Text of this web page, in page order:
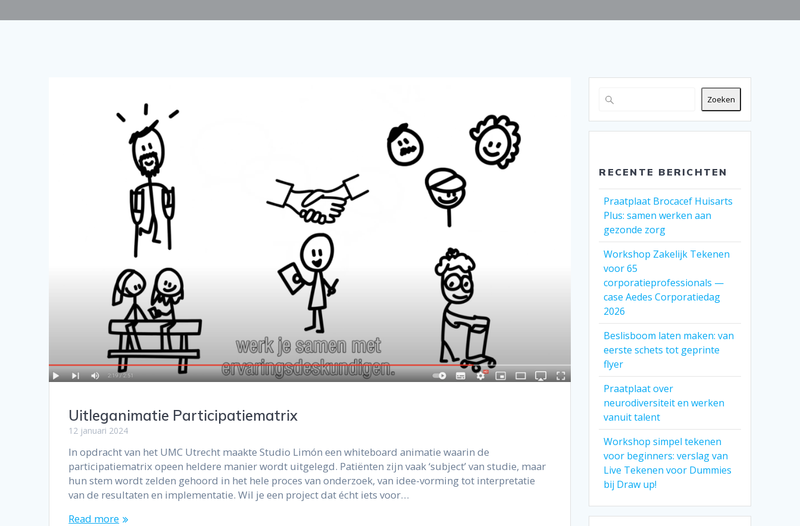
Uitleganimatie Participatiematrix
12 januari 2024
In opdracht van het UMC Utrecht maakte Studio Limón een whiteboard animatie waarin de
participatiematrix opeen heldere manier wordt uitgelegd. Patiënten zijn vaak ‘subject’ van studie, maar
hun stem wordt zelden gehoord in het hele proces van onderzoek, van idee-vorming tot interpretatie
van de resultaten en implementatie. Wil je een project dat écht iets voor…
Read more
Zoeken
RECENTE BERICHTEN
Praatplaat Brocacef Huisarts
Plus: samen werken aan
gezonde zorg
Workshop Zakelijk Tekenen
voor 65
corporatieprofessionals —
case Aedes Corporatiedag
2026
Beslisboom laten maken: van
eerste schets tot geprinte
flyer
Praatplaat over
neurodiversiteit en werken
vanuit talent
Workshop simpel tekenen
voor beginners: verslag van
Live Tekenen voor Dummies
bij Draw up!